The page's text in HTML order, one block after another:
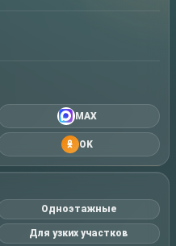
MAX
OK
Одноэтажные
Для узких участков